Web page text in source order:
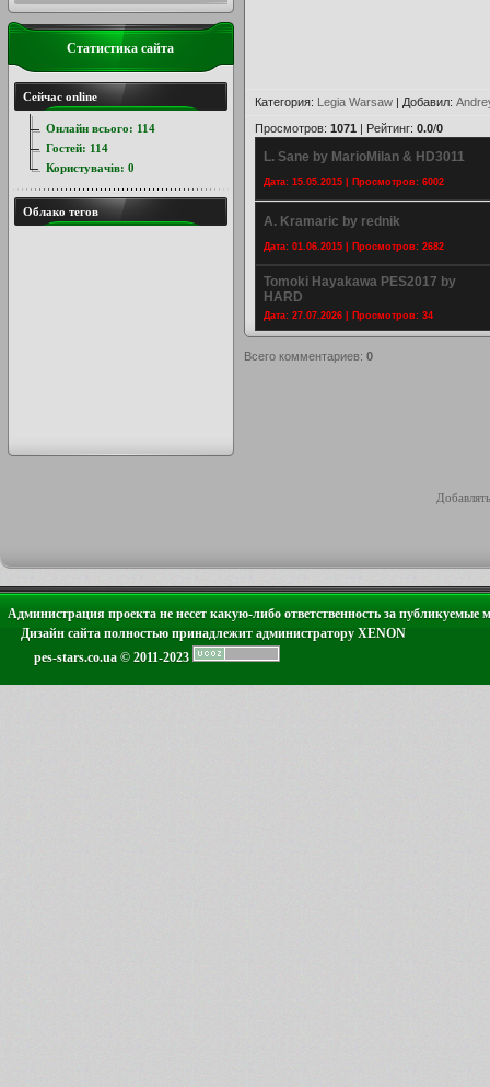
Категория: Legia Warsaw | Добавил:
Просмотров: 1071 | Рейтинг: 0.0/0
L. Sane by MarioMilan & HD3011
Дата: 15.05.2015 | Просмотров: 6002
A. Kramaric by rednik
Дата: 01.06.2015 | Просмотров: 2682
Tomoki Hayakawa PES2017 by
HARD
Дата: 27.07.2026 | Просмотров: 34
Всего комментариев: 0
Статистика сайта
Сейчас online
Онлайн всього: 114
Гостей: 114
Користувачів: 0
Облако тегов
Администрация проекта не несет какую-либо ответственность за публикуемые
Дизайн сайта полностью принадлежит администратору XENON
pes-stars.co.ua © 2011-2023